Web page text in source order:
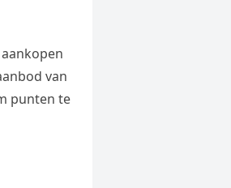
van
punten te